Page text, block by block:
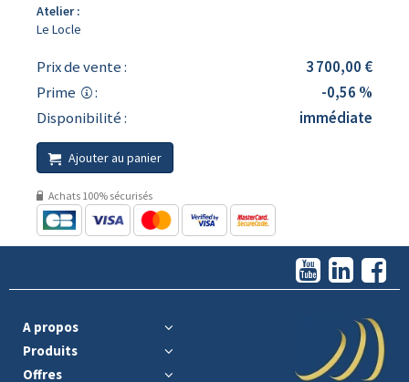
Atelier :
Le Locle
Prix de vente :
3 700,00 €
Prime
:
-0,56 %
Disponibilité :
immédiate
Ajouter au panier
Achats 100% sécurisés
A propos
Produits
Offres